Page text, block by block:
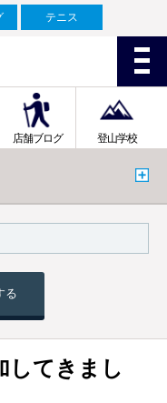
テニス
店舗ブログ 登山学校
る
してきまし